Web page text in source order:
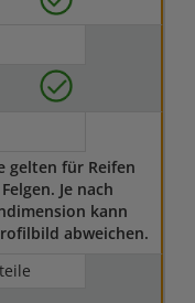
gelten für Reifen
Je nach
kann
abweichen.